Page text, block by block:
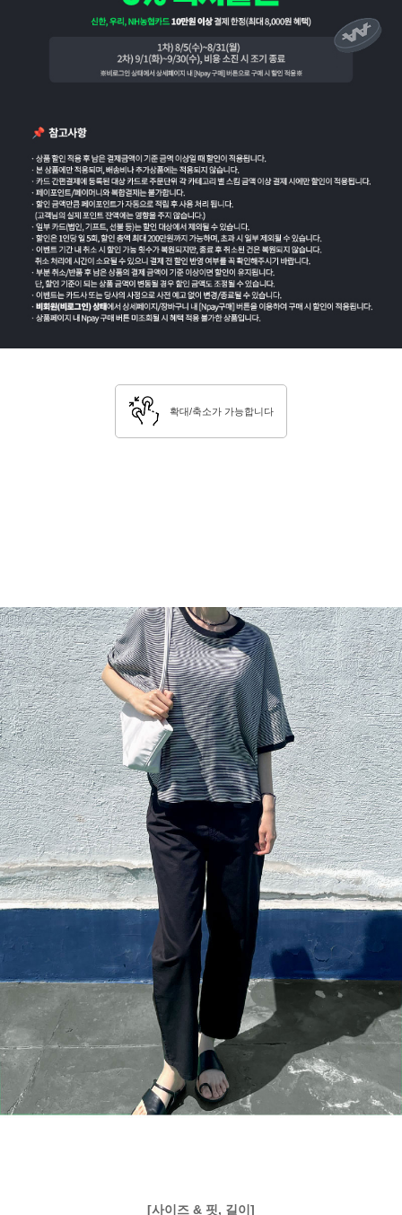
확대/축소가 가능합니다
[사이즈 & 핏, 길이]